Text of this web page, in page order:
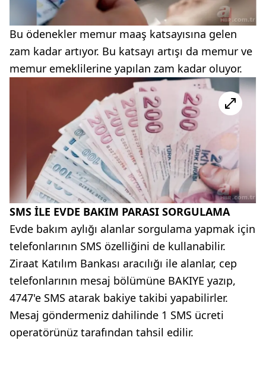
Bu ödenekler memur maaş katsayısına gelen
zam kadar artıyor. Bu katsayı artışı da memur ve
memur emeklilerine yapılan zam kadar oluyor.
SMS İLE EVDE BAKIM PARASI SORGULAMA
Evde bakım aylığı alanlar sorgulama yapmak için
telefonlarının SMS özelliğini de kullanabilir.
Ziraat Katılım Bankası aracılığı ile alanlar, cep
telefonlarının mesaj bölümüne BAKIYE yazıp,
4747'e SMS atarak bakiye takibi yapabilirler.
Mesaj göndermeniz dahilinde 1 SMS ücreti
operatörünüz tarafından tahsil edilir.